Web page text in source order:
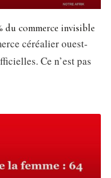
du commerce invisible
céréalier ouest-
Ce n’est pas